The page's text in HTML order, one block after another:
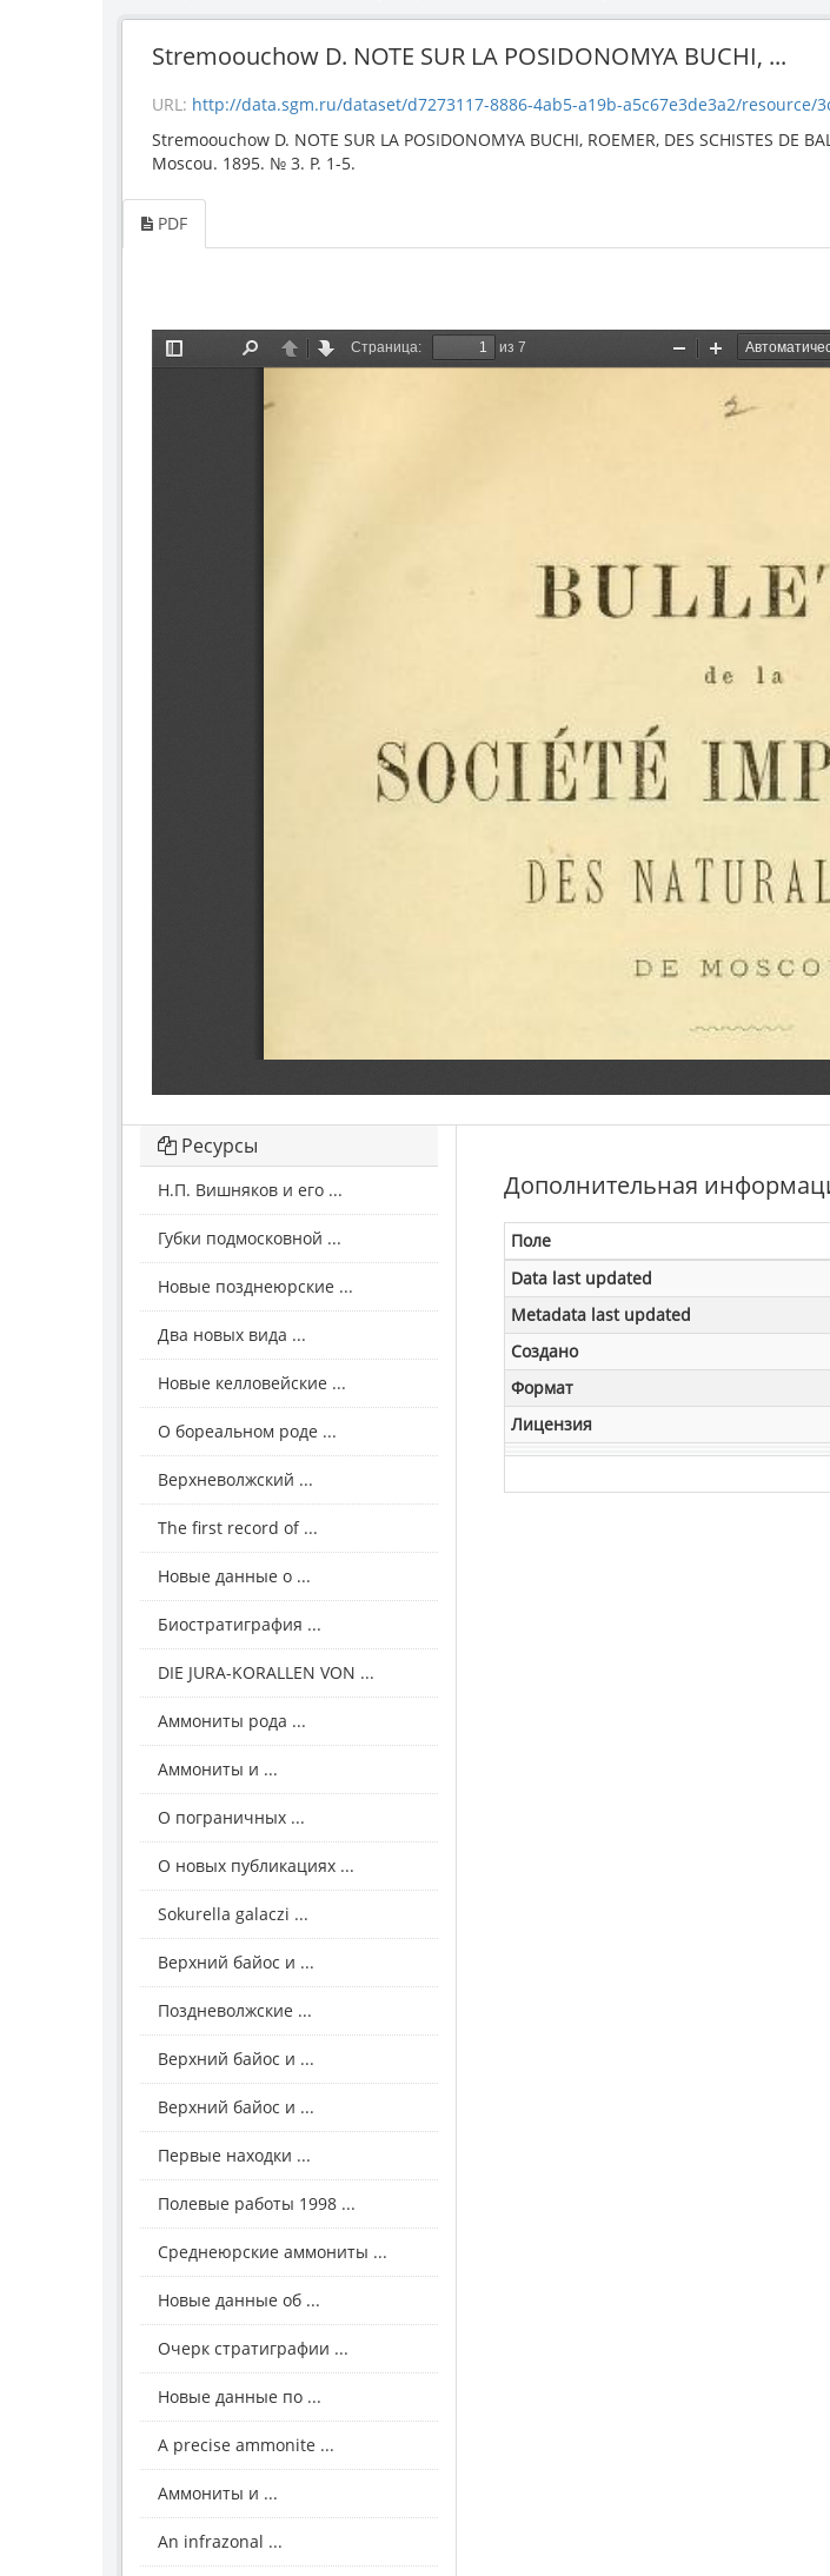
Stremoouсhow D. NOTE SUR LA POSIDONOMYA BUCHI, ...
URL: http://data.sgm.ru/dataset/d7273117-8886-4ab5-a19b-a5c67e3de3a2/resource/
Stremoouсhow D. NOTE SUR LA POSIDONOMYA BUCHI, ROEMER, DES SCHISTES
Moscou. 1895. № 3. P. 1-5.
PDF
Дополнительная
Поле
Data last updated
Metadata last updated
Создано
Формат
Лицензия
Ресурсы
Н.П. Вишняков и его ...
Губки подмосковной ...
Новые позднеюрские ...
Два новых вида ...
Новые келловейские ...
О бореальном роде ...
Верхневолжский ...
The first record of ...
Новые данные о ...
Биостратиграфия ...
DIE JURA-KORALLEN VON ...
Аммониты рода ...
Аммониты и ...
О пограничных ...
О новых публикациях ...
Sokurella galaczi ...
Верхний байос и ...
Поздневолжские ...
Верхний байос и ...
Верхний байос и ...
Первые находки ...
Полевые работы 1998 ...
Среднеюрские аммониты ...
Новые данные об ...
Очерк стратиграфии ...
Новые данные по ...
A precise ammonite ...
Аммониты и ...
An infrazonal ...